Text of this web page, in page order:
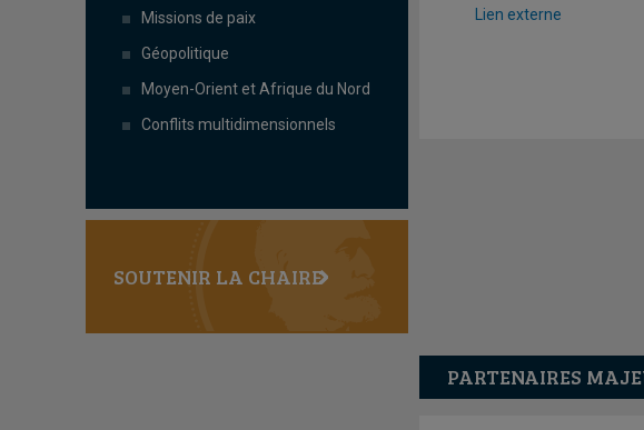
Missions de paix
Géopolitique
Moyen-Orient et Afrique du Nord
Conflits multidimensionnels
SOUTENIR LA CHAIRE
Lien externe
PARTENAIRES